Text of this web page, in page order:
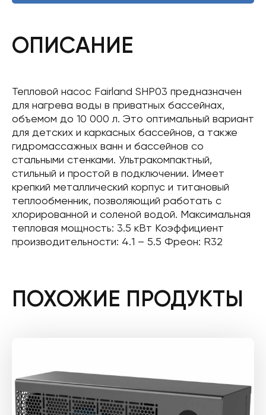
ОПИСАНИЕ
Тепловой насос Fairland SHP03 предназначен
для нагрева воды в приватных бассейнах,
объемом до 10 000 л. Это оптимальный вариант
для детских и каркасных бассейнов, а также
гидромассажных ванн и бассейнов со
стальными стенками. Ультракомпактный,
стильный и простой в подключении. Имеет
крепкий металлический корпус и титановый
теплообменник, позволяющий работать с
хлорированной и соленой водой. Максимальная
тепловая мощность: 3.5 кВт Коэффициент
производительности: 4.1 – 5.5 Фреон: R32
ПОХОЖИЕ ПРОДУКТЫ